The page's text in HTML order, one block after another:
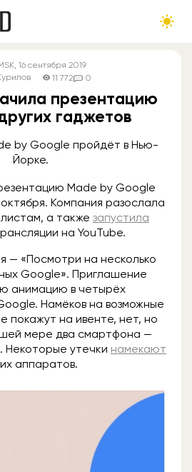
, 16 сентября 2019
11 772 0
презентацию
гаджетов
by Google пройдёт в Нью-
Йорке.
Made by Google
Компания разослала
а также запустила
на YouTube.
— «Посмотри на несколько
Google». Приглашение
анимацию в четырёх
Намёков на возможные
покажут на ивенте, нет, но
мере два смартфона —
Некоторые утечки намекают
аппаратов.